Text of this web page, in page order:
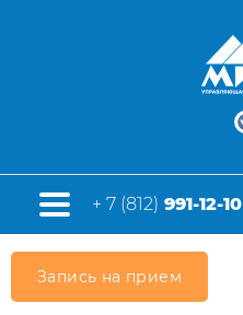
+ 7 (812) 991-12-10
Запись на прием